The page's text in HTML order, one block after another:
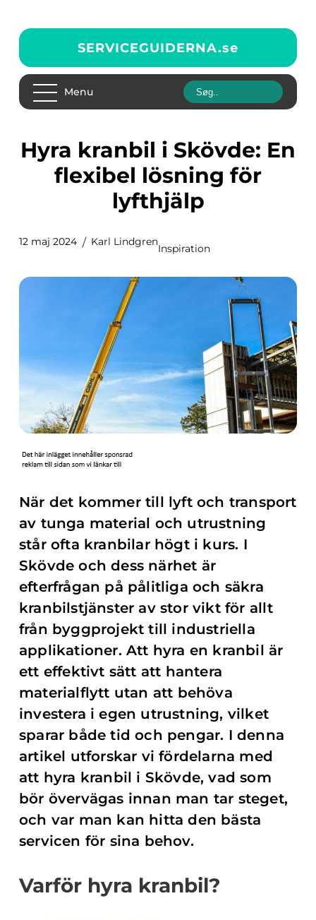
SERVICEGUIDERNA.se
Menu
Hyra kranbil i Skövde: En
flexibel lösning för
lyfthjälp
12 maj 2024 Karl Lindgren
Inspiration
När det kommer till lyft och transport
av tunga material och utrustning
står ofta kranbilar högt i kurs. I
Skövde och dess närhet är
efterfrågan på pålitliga och säkra
kranbilstjänster av stor vikt för allt
från byggprojekt till industriella
applikationer. Att hyra en kranbil är
ett effektivt sätt att hantera
materialflytt utan att behöva
investera i egen utrustning, vilket
sparar både tid och pengar. I denna
artikel utforskar vi fördelarna med
att hyra kranbil i Skövde, vad som
bör övervägas innan man tar steget,
och var man kan hitta den bästa
servicen för sina behov.
Varför hyra kranbil?